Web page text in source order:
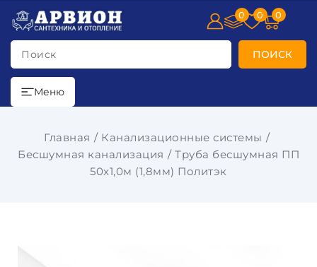
Поиск ПОИСК
0 0 0
Меню
Главная
Канализационные системы
Бесшумная канализация
Труба бесшумная ПП
50x1,0м (1,8мм) Политэк